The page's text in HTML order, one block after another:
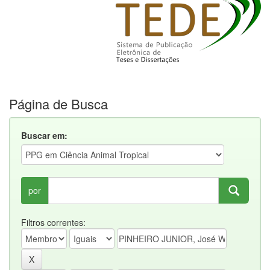
Página de Busca
Buscar em:
por
Filtros correntes: